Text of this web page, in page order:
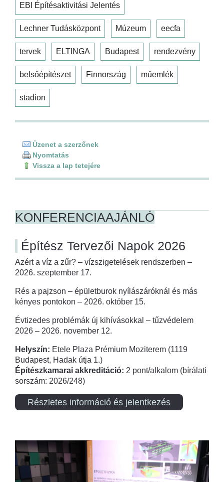
EBI Építésaktivitási Jelentés
Lechner Tudásközpont Múzeum eecfa
tervek ELTINGA Budapest rendezvény
belsőépítészet Finnország műemlék
stadion
Üzenet a szerzőnek
Nyomtatás
Vissza a lap tetejére
KONFERENCIAAJÁNLÓ
Építész Tervezői Napok 2026
Azért a víz a zűr? – vízszigetelések rendszerben –
2026. szeptember 17.
Rés a pajzson – épületburok nyílászáróknál és más
kényes pontokon – 2026. október 15.
Évtizedes problémák új kihívásokkal – tűzvédelem
2026 – 2026. november 12.
Helyszín: Etele Plaza Prémium Moziterem (1119
Budapest, Hadak útja 1.)
Építészkamarai akkreditáció: 2 pont/alkalom (bírálati
sorszám: 2026/248)
Részletes információ és jelentkezés